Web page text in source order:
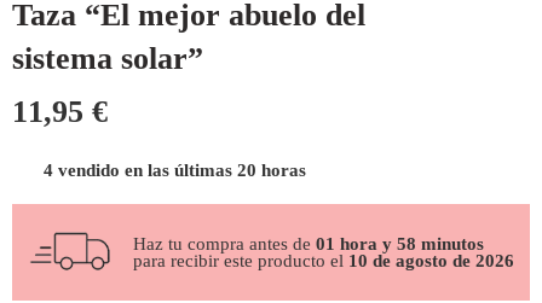
Taza “El mejor abuelo del
sistema solar”
11,95 €
4 vendido en las últimas 20 horas
Haz tu compra antes de 01 hora y 58 minutos
para recibir este producto el 10 de agosto de 2026